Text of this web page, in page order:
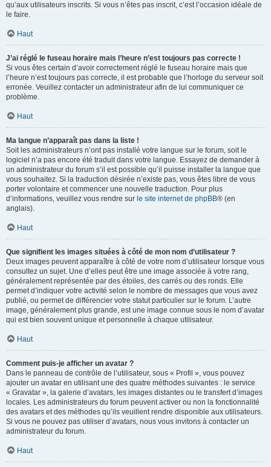
qu’aux utilisateurs inscrits. Si vous n’êtes pas inscrit, c’est l’occasion idéale de
le faire.
Haut
J’ai réglé le fuseau horaire mais l’heure n’est toujours pas correcte !
Si vous êtes certain d’avoir correctement réglé le fuseau horaire mais que
l’heure n’est toujours pas correcte, il est probable que l’horloge du serveur soit
erronée. Veuillez contacter un administrateur afin de lui communiquer ce
problème.
Haut
Ma langue n’apparaît pas dans la liste !
Soit les administrateurs n’ont pas installé votre langue sur le forum, soit le
logiciel n’a pas encore été traduit dans votre langue. Essayez de demander à
un administrateur du forum s’il est possible qu’il puisse installer la langue que
vous souhaitez. Si la traduction désirée n’existe pas, vous êtes libre de vous
porter volontaire et commencer une nouvelle traduction. Pour plus
d’informations, veuillez vous rendre sur le site internet de phpBB® (en
anglais).
Haut
Que signifient les images situées à côté de mon nom d’utilisateur ?
Deux images peuvent apparaître à côté de votre nom d’utilisateur lorsque vous
consultez un sujet. Une d’elles peut être une image associée à votre rang,
généralement représentée par des étoiles, des carrés ou des ronds. Elle
permet d’indiquer votre activité selon le nombre de messages que vous avez
publié, ou permet de différencier votre statut particulier sur le forum. L’autre
image, généralement plus grande, est une image connue sous le nom d’avatar
qui est bien souvent unique et personnelle à chaque utilisateur.
Haut
Comment puis-je afficher un avatar ?
Dans le panneau de contrôle de l’utilisateur, sous « Profil », vous pouvez
ajouter un avatar en utilisant une des quatre méthodes suivantes : le service
« Gravatar », la galerie d’avatars, les images distantes ou le transfert d’images
locales. Les administrateurs du forum peuvent activer ou non la fonctionnalité
des avatars et des méthodes qu’ils veuillent rendre disponible aux utilisateurs.
Si vous ne pouvez pas utiliser d’avatars, nous vous invitons à contacter un
administrateur du forum.
Haut